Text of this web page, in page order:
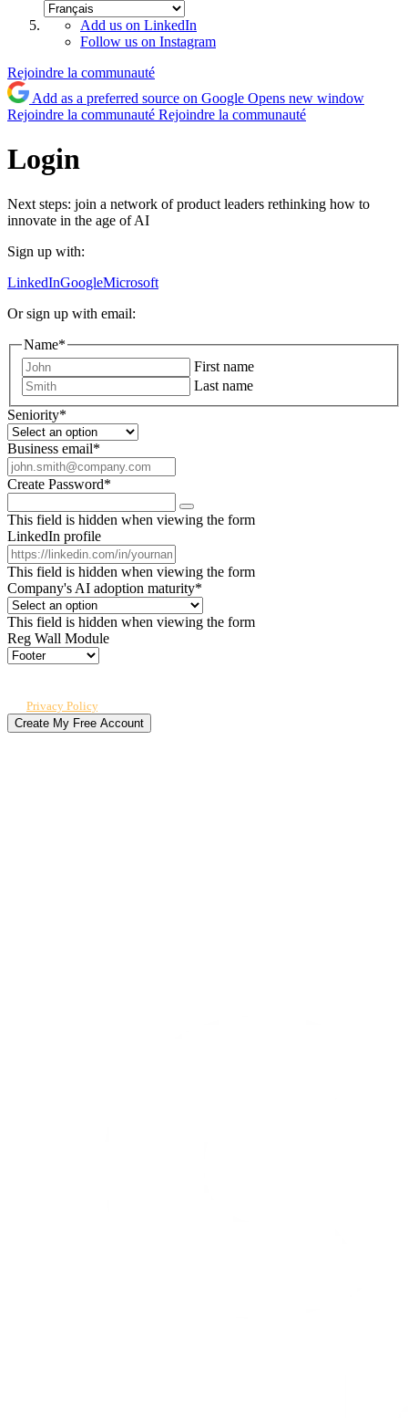
Add us on LinkedIn
Follow us on Instagram
Rejoindre la communauté
Add as a preferred source on Google Opens new window
Rejoindre la communauté Rejoindre la communauté
Login
Next steps: join a network of product leaders rethinking how to
innovate in the age of AI
Sign up with:
LinkedInGoogleMicrosoft
Or sign up with email:
Name*
First name
Last name
Seniority*
Business email*
Create Password*
This field is hidden when viewing the form
LinkedIn profile
This field is hidden when viewing the form
Company's AI adoption maturity*
This field is hidden when viewing the form
Reg Wall Module
Privacy Policy.